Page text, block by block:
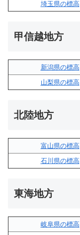
埼玉県の標高
甲信越地方
新潟県の標高
山梨県の標高
北陸地方
富山県の標高
石川県の標高
東海地方
岐阜県の標高